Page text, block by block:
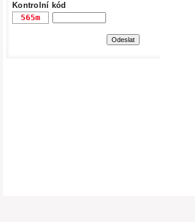
Kontrolní kód